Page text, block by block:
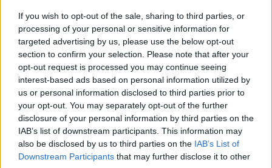
If you wish to opt-out of the sale, sharing to third parties, or
processing of your personal or sensitive information for
targeted advertising by us, please use the below opt-out
section to confirm your selection. Please note that after your
opt-out request is processed you may continue seeing
interest-based ads based on personal information utilized by
us or personal information disclosed to third parties prior to
your opt-out. You may separately opt-out of the further
disclosure of your personal information by third parties on the
IAB’s list of downstream participants. This information may
also be disclosed by us to third parties on the IAB’s List of
Downstream Participants that may further disclose it to other
Davis) και Σίνθια Νίξον(Cynthia Nixon).
«Δεν προχωράς επειδή είσαι έτοιμος.
Προχωράς γιατί έχεις ξεπεράσει αυτό που
ήσουν», λέει η Κάρι (Σάρα Τζέσικα Πάρκερ)
στην αρχή του τρέιλερ, το οποίο προσφέρει
αρκετές «ζουμερές» λεπτομέρειες για το τι
πρόκειται να ακολουθήσει στο νέο κύκλο.
Οι Σαρίτα Τσάντχερι(Sarita Choudhury),